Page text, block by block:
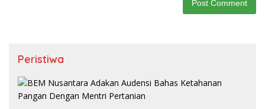
Peristiwa